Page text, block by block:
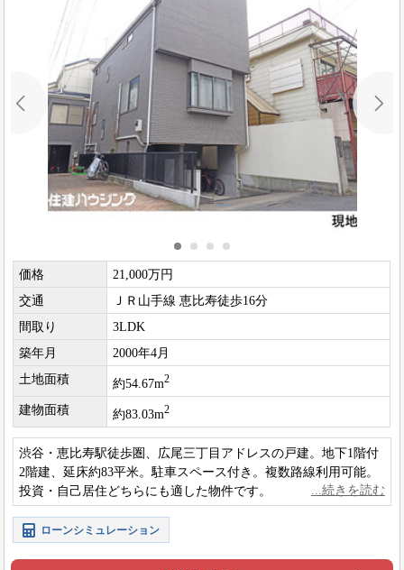
価格
21,000万円
交通
ＪＲ山手線 恵比寿徒歩16分
間取り
3LDK
築年月
2000年4月
土地面積
約54.67m2
建物面積 約83.03m2
渋谷・恵比寿駅徒歩圏、広尾三丁目アドレスの戸建。地下1階付
2階建、延床約83平米。駐車スペース付き。複数路線利用可能。
投資・自己居住どちらにも適した物件です。
ローンシミュレーション